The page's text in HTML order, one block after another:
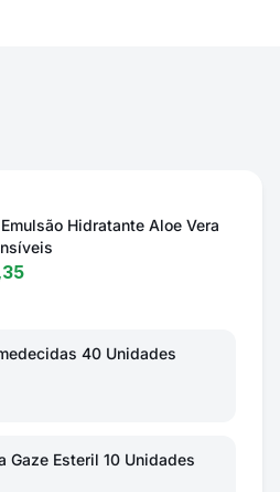
Hidratante Aloe Vera
40 Unidades
Gaze Esteril 10 Unidades